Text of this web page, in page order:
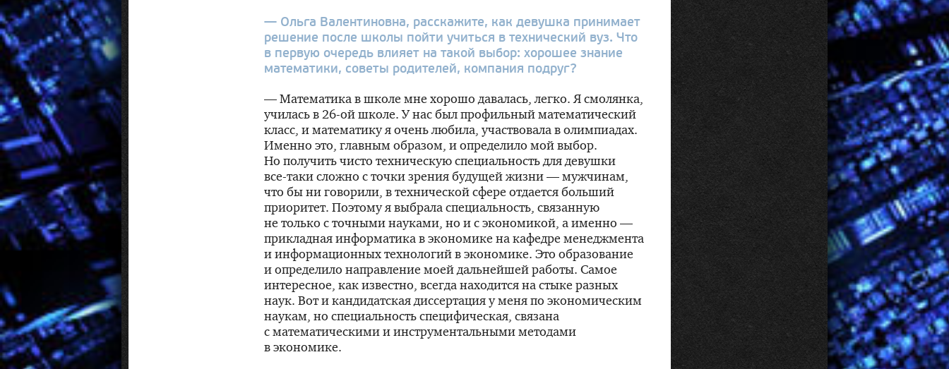
— Ольга Валентиновна, расскажите, как девушка принимает
решение после школы пойти учиться в технический вуз. Что
в первую очередь влияет на такой выбор: хорошее знание
математики, советы родителей, компания подруг?
— Математика в школе мне хорошо давалась, легко. Я смолянка,
училась в26-ойшколе. У нас был профильный математический
класс, и математику я очень любила, участвовала в олимпиадах.
Именно это, главным образом, и определило мой выбор.
Но получить чисто техническую специальность для девушки
все-такисложно с точки зрения будущей жизни — мужчинам,
что бы ни говорили, в технической сфере отдается больший
приоритет. Поэтому я выбрала специальность, связанную
не только с точными науками, но и с экономикой, а именно —
прикладная информатика в экономике на кафедре менеджмента
и информационных технологий в экономике. Это образование
и определило направление моей дальнейшей работы. Самое
интересное, как известно, всегда находится на стыке разных
наук. Вот и кандидатская диссертация у меня по экономическим
наукам, но специальность специфическая, связана
с математическими и инструментальными методами
в экономике.